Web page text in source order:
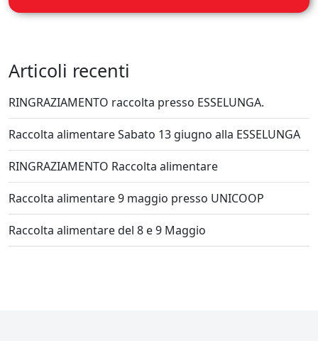
Articoli recenti
RINGRAZIAMENTO raccolta presso ESSELUNGA.
Raccolta alimentare Sabato 13 giugno alla ESSELUNGA
RINGRAZIAMENTO Raccolta alimentare
Raccolta alimentare 9 maggio presso UNICOOP
Raccolta alimentare del 8 e 9 Maggio